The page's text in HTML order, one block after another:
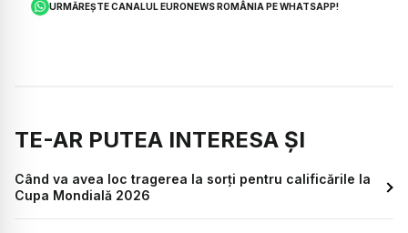
URMĂREȘTE CANALUL EURONEWS ROMÂNIA PE WHATSAPP!
TE-AR PUTEA INTERESA ȘI
Când va avea loc tragerea la sorți pentru calificările la
Cupa Mondială 2026